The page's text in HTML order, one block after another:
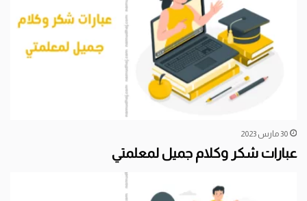
30 مارس 2023
عبارات شكر وكلام جميل لمعلمتي